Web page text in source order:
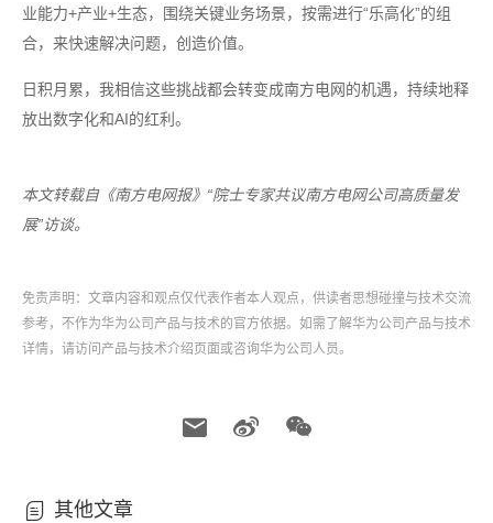
业能力+产业+生态，围绕关键业务场景，按需进行“乐高化”的组
合，来快速解决问题，创造价值。
日积月累，我相信这些挑战都会转变成南方电网的机遇，持续地释
放出数字化和AI的红利。
本文转载自《南方电网报》“院士专家共议南方电网公司高质量发
展”访谈。
免责声明：文章内容和观点仅代表作者本人观点，供读者思想碰撞与技术交流
参考，不作为华为公司产品与技术的官方依据。如需了解华为公司产品与技术
详情，请访问产品与技术介绍页面或咨询华为公司人员。
其他文章